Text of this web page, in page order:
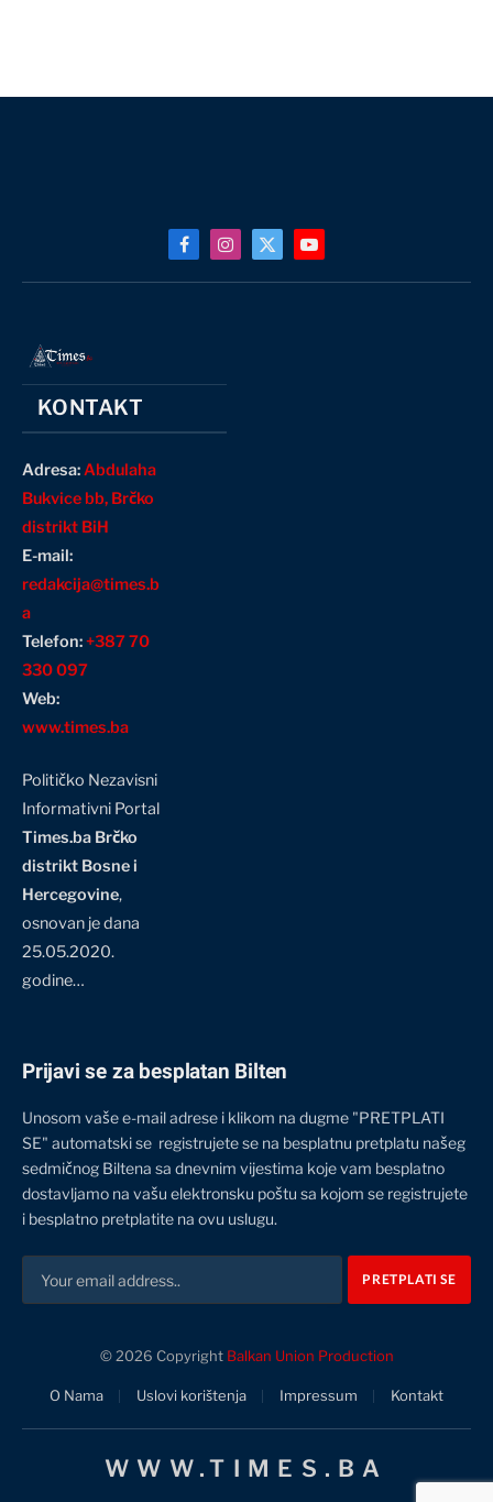
FacebookInstagram
X
(Twitter)
YouTube
KONTAKT
Adresa:Abdulaha
Bukvice bb, Brčko
distrikt BiH
E-mail:
redakcija@times.b
a
Telefon:+387 70
330 097
Web:
www.times.ba
Političko Nezavisni
Informativni Portal
Times.ba Brčko
distrikt Bosne i
Hercegovine,
osnovan je dana
25.05.2020.
godine…
Prijavi se za besplatan Bilten
Unosom vaše e-mail adrese i klikom na dugme "PRETPLATI
SE" automatski se registrujete se na besplatnu pretplatu našeg
sedmičnog Biltena sa dnevnim vijestima koje vam besplatno
dostavljamo na vašu elektronsku poštu sa kojom se registrujete
i besplatno pretplatite na ovu uslugu.
© 2026 Copyright Balkan Union Production
O Nama Uslovi korištenja Impressum Kontakt
WWW.TIMES.BA